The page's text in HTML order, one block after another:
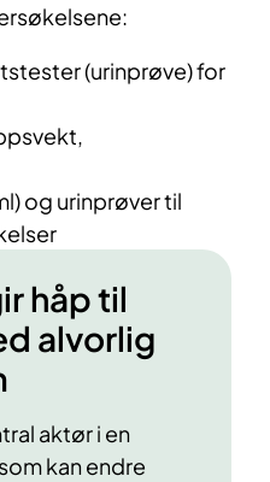
(urinprøve) for
og urinprøver til
håp til
alvorlig
aktør i en
kan endre